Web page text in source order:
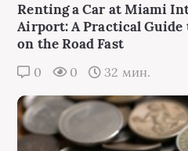
Renting a Car at Miami
Airport: A Practical Guide
on the Road Fast
0 0 32 мин.